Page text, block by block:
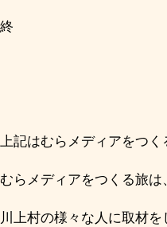
終
上記はむらメディアをつ
むらメディアをつくる旅
川上村の様々な人に取材